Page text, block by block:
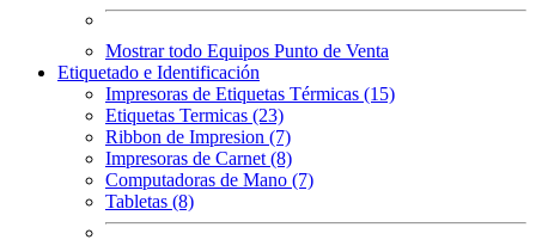
Mostrar todo Equipos Punto de Venta
Etiquetado e Identificación
Impresoras de Etiquetas Térmicas (15)
Etiquetas Termicas (23)
Ribbon de Impresion (7)
Impresoras de Carnet (8)
Computadoras de Mano (7)
Tabletas (8)